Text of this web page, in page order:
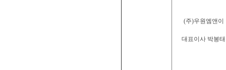
(주)우원엠앤이
대표이사 박봉태